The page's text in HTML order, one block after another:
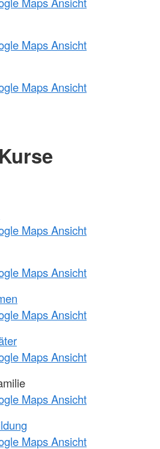
Maps Ansicht
Maps Ansicht
Kurse
Maps Ansicht
Maps Ansicht
Maps Ansicht
Maps Ansicht
Maps Ansicht
Maps Ansicht